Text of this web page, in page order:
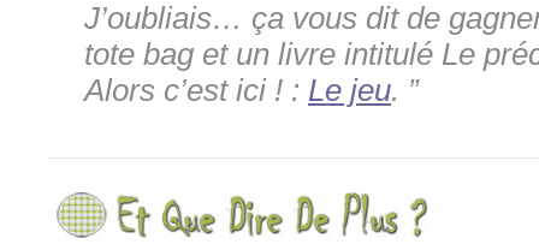
J’oubliais… ça vous dit de
tote bag et un livre intitulé Le
Alors c’est ici ! : Le jeu. ”